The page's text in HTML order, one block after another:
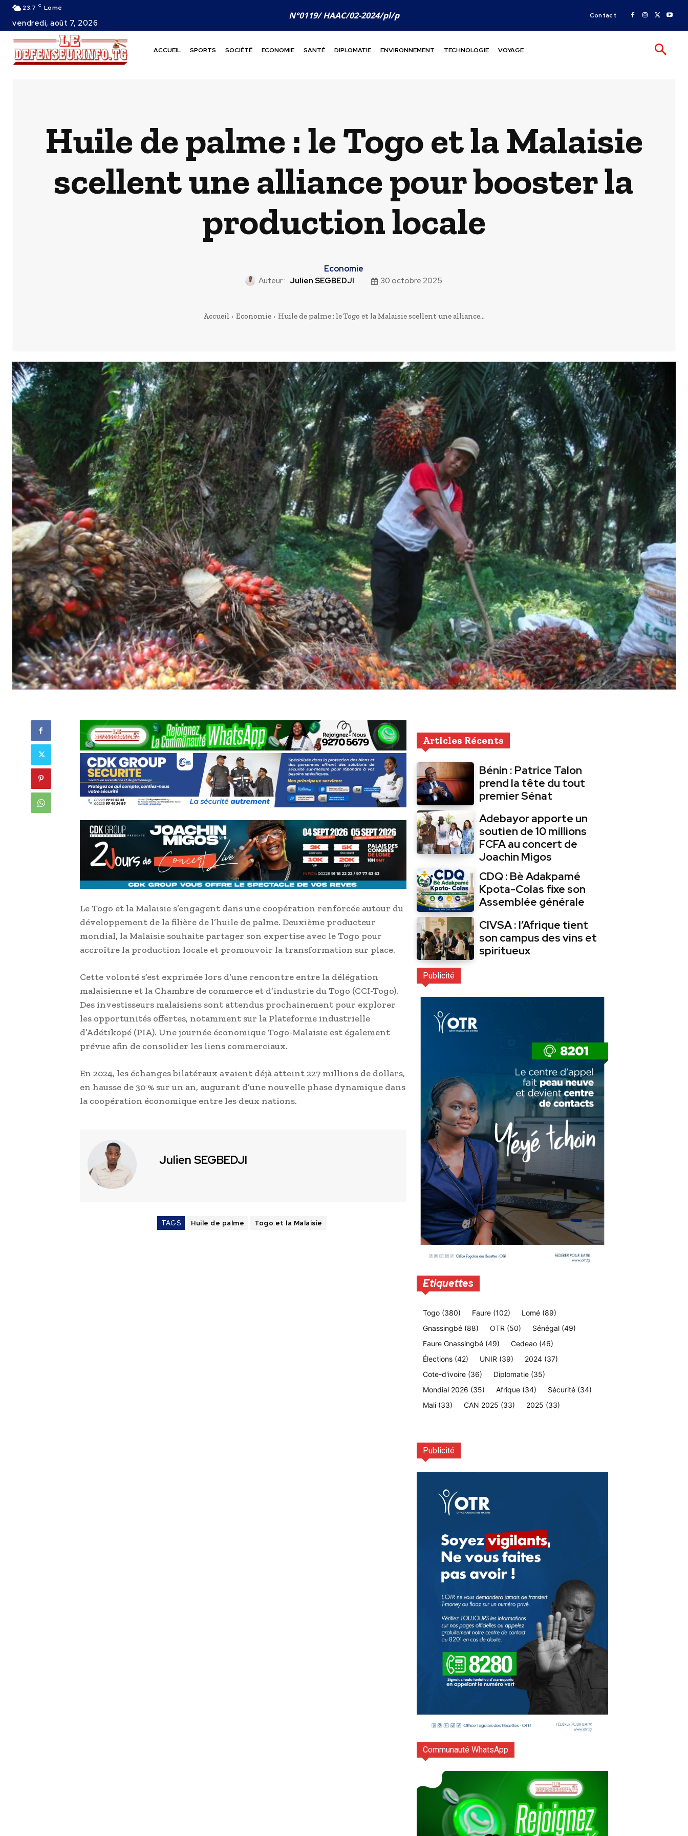
23.7 C Lomé
vendredi, août 7, 2026
N°0119/ HAAC/02-2024/pl/p Contact
ACCUEIL SPORTS SOCIÉTÉ ECONOMIE SANTÉ DIPLOMATIE ENVIRONNEMENT TECHNOLOGIE VOYAGE
Huile de palme : le Togo et la Malaisie
scellent une alliance pour booster la
production locale
Economie
Auteur : Julien SEGBEDJI 30 octobre 2025
Accueil Economie Huile de palme : le Togo et la Malaisie scellent une alliance...
Le Togo et la Malaisie s’engagent dans une coopération renforcée autour du
développement de la filière de l’huile de palme. Deuxième producteur
mondial, la Malaisie souhaite partager son expertise avec le Togo pour
accroître la production locale et promouvoir la transformation sur place.
Cette volonté s’est exprimée lors d’une rencontre entre la délégation
malaisienne et la Chambre de commerce et d’industrie du Togo (CCI-Togo).
Des investisseurs malaisiens sont attendus prochainement pour explorer
les opportunités offertes, notamment sur la Plateforme industrielle
d’Adétikopé (PIA). Une journée économique Togo-Malaisie est également
prévue afin de consolider les liens commerciaux.
En 2024, les échanges bilatéraux avaient déjà atteint 227 millions de dollars,
en hausse de 30 % sur un an, augurant d’une nouvelle phase dynamique dans
la coopération économique entre les deux nations.
Julien SEGBEDJI
TAGS Huile de palme Togo et la Malaisie
Articles Récents
Bénin : Patrice Talon
prend la tête du tout
premier Sénat
Adebayor apporte un
soutien de 10 millions
FCFA au concert de
Joachin Migos
CDQ : Bè Adakpamé
Kpota-Colas fixe son
Assemblée générale
CIVSA : l’Afrique tient
son campus des vins et
spiritueux
Publicité
Etiquettes
Togo (380) Faure (102) Lomé (89)
Gnassingbé (88) OTR (50) Sénégal (49)
Faure Gnassingbé (49) Cedeao (46)
Élections (42) UNIR (39) 2024 (37)
Cote-d'ivoire (36) Diplomatie (35)
Mondial 2026 (35) Afrique (34) Sécurité (34)
Mali (33) CAN 2025 (33) 2025 (33)
Publicité
Communauté WhatsApp